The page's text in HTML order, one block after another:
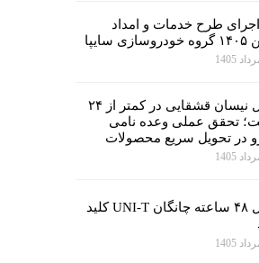
اجرای طرح خدمات و امداد
سایپا
تحویل نیسان قشقایی در کمتر از ۲۴
تحقق عملی وعده نامی
در تحویل سریع محصولات
تحویل ۴۸ ساعته چانگان UNI-T کلید